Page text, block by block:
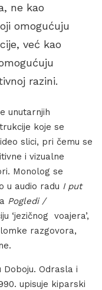
ne kao
omogućuju
već kao
razini.
unutarnjih
koje se
slici, pri čemu se
i vizualne
Monolog se
u audio radu I put
Pogledi /
‘jezičnog voajera’,
razgovora,
Doboju. Odrasla i
upisuje kiparski